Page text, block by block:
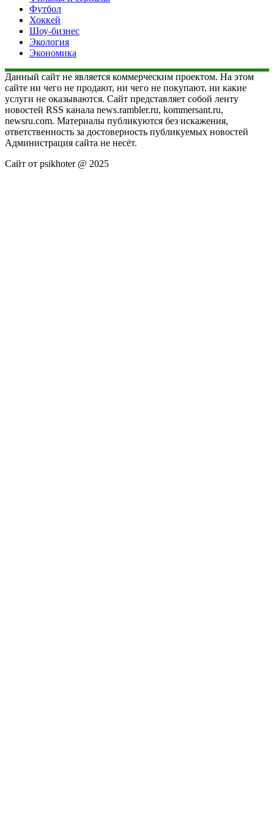
Футбол
Хоккей
Шоу-бизнес
Экология
Экономика
Данный сайт не является коммерческим проектом. На этом
сайте ни чего не продают, ни чего не покупают, ни какие
услуги не оказываются. Сайт представляет собой ленту
новостей RSS канала news.rambler.ru, kommersant.ru,
newsru.com. Материалы публикуются без искажения,
ответственность за достоверность публикуемых новостей
Администрация сайта не несёт.
Сайт от psikhoter @ 2025